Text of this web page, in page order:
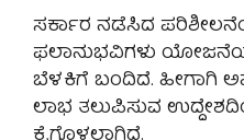
ಸರ್ಕಾರ ನಡೆಸಿದ
ಫಲಾನುಭವಿಗಳು
ಬೆಳಕಿಗೆ ಬಂದಿದೆ. ಹೀಗಾಗಿ
ಲಾಭ ತಲುಪಿಸುವ